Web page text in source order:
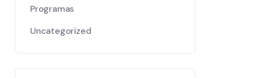
Programas
Uncategorized